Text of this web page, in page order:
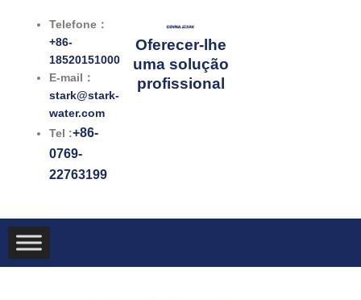
Telefone：
+86-
18520151000
E-mail：
stark@stark-
water.com
Tel :+86-
0769-
22763199
Oferecer-lhe
uma solução
profissional